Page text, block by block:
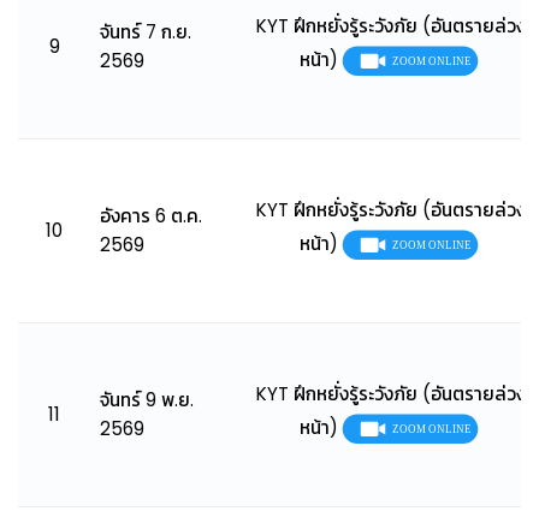
9
จันทร์ 7 ก.ย.
2569
KYT ฝึกหยั่งรู้ระวังภัย (อันตรายล่วง
หน้า)
10
อังคาร 6 ต.ค.
2569
KYT ฝึกหยั่งรู้ระวังภัย (อันตรายล่วง
หน้า)
11
จันทร์ 9 พ.ย.
2569
KYT ฝึกหยั่งรู้ระวังภัย (อันตรายล่วง
หน้า)